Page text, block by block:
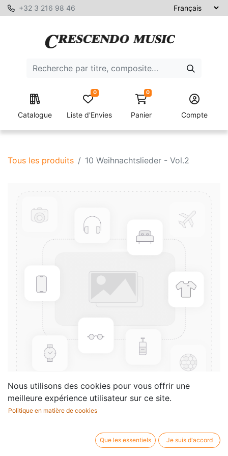
+32 3 216 98 46
Catalogue Liste d'Envies
0 0
Panier Compte
Tous les produits 10 Weihnachtslieder - Vol.2
10 Weihnachtslieder - Vol.2
Album
Nous utilisons des cookies pour vous offrir une
meilleure expérience utilisateur sur ce site.
Politique en matière de cookies
Que les essentiels Je suis d'accord